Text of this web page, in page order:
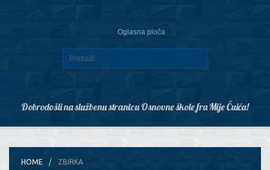
Oglasna ploča
Dobrodošli na službenu stranicu Osnovne škole fra Mije Čuića!
HOME ZBIRKA